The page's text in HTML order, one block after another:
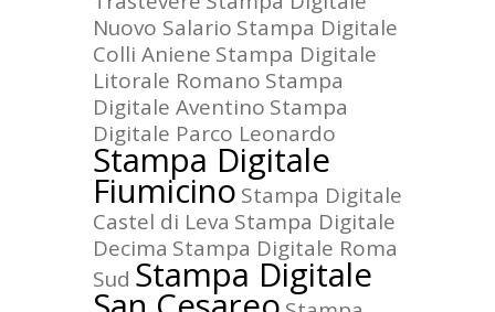
Nuovo Salario Stampa Digitale
Colli Aniene Stampa Digitale
Litorale Romano Stampa
Digitale Aventino Stampa
Digitale Parco Leonardo
Stampa Digitale
Fiumicino Stampa Digitale
Castel di Leva Stampa Digitale
Decima Stampa Digitale Roma
Sud Stampa Digitale